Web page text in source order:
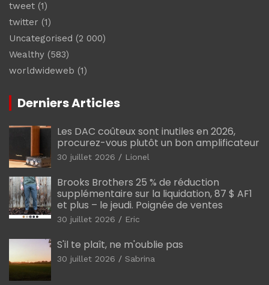
tweet (1)
twitter (1)
Uncategorised (2 000)
Wealthy (583)
worldwideweb (1)
Derniers Articles
Les DAC coûteux sont inutiles en 2026,
procurez-vous plutôt un bon amplificateur
30 juillet 2026 Lionel
Brooks Brothers 25 % de réduction
supplémentaire sur la liquidation, 87 $ AF1
et plus – le jeudi. Poignée de ventes
30 juillet 2026 Eric
S'il te plaît, ne m'oublie pas
30 juillet 2026 Sabrina